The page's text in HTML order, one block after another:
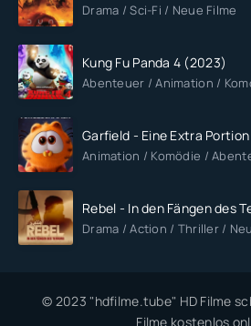
Drama / Sci-Fi / Neue Filme
Kung Fu Panda 4 (2023)
Abenteuer / Animation /
Garfield - Eine Extra
Animation / Komödie /
Rebel - In den Fängen des
Drama / Action / Thriller /
© 2023 "hdfilme.tube" HD Filme
Filme kostenlos